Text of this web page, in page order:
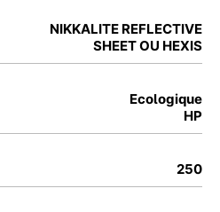
NIKKALITE REFLECTIVE
SHEET OU HEXIS
Ecologique
HP
250